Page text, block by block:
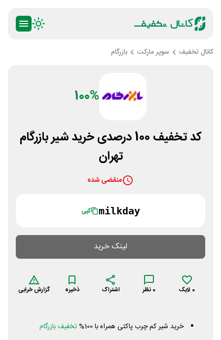
کانال تخفیف سوپر مارکت بازرگام
100%
کد تخفیف 100 درصدی خرید شیر بازرگام
تهران
منقضی شده
milkday کپی
لینک خرید
0 لایک 0 نظر اشتراک ذخیره گزارش خرابی
خرید شیر کم چرب پاکتی همراه با 100%
تخفیف بازرگام